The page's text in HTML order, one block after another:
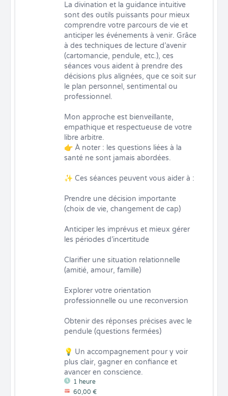
1 heure
60,00 €
La divination et la guidance intuitive
sont des outils puissants pour mieux
comprendre votre parcours de vie et
anticiper les événements à venir. Grâce
à des techniques de lecture d’avenir
(cartomancie, pendule, etc.), ces
séances vous aident à prendre des
décisions plus alignées, que ce soit sur
le plan personnel, sentimental ou
professionnel.
Mon approche est bienveillante,
empathique et respectueuse de votre
libre arbitre.
👉 À noter : les questions liées à la
santé ne sont jamais abordées.
✨ Ces séances peuvent vous aider à :
Prendre une décision importante
(choix de vie, changement de cap)
Anticiper les imprévus et mieux gérer
les périodes d’incertitude
Clarifier une situation relationnelle
(amitié, amour, famille)
Explorer votre orientation
professionnelle ou une reconversion
Obtenir des réponses précises avec le
pendule (questions fermées)
💡 Un accompagnement pour y voir
plus clair, gagner en confiance et
avancer en conscience.